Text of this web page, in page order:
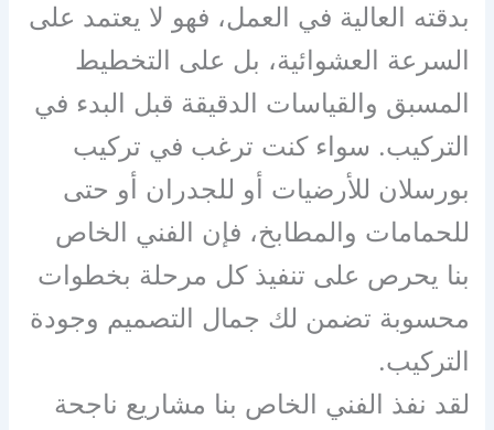
بدقته العالية في العمل، فهو لا يعتمد على
السرعة العشوائية، بل على التخطيط
المسبق والقياسات الدقيقة قبل البدء في
التركيب. سواء كنت ترغب في تركيب
بورسلان للأرضيات أو للجدران أو حتى
للحمامات والمطابخ، فإن الفني الخاص
بنا يحرص على تنفيذ كل مرحلة بخطوات
محسوبة تضمن لك جمال التصميم وجودة
التركيب.
لقد نفذ الفني الخاص بنا مشاريع ناجحة